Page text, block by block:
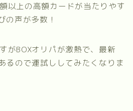
以上の高額カードが当たりやす
の声が多数！
がBOXオリパが激熱で、最新
るので運試ししてみたくなりま